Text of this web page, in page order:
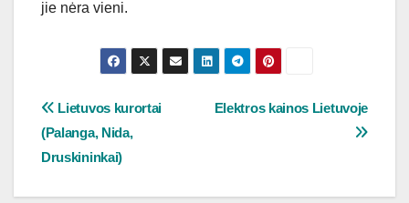
jie nėra vieni.
Navigacija
tarp
įrašų
Elektros kainos Lietuvoje
Lietuvos kurortai
(Palanga, Nida,
Druskininkai)